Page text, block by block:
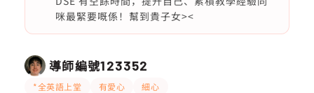
咪最緊要嘅係！幫到貴子女><
導師編號123352
*全英語上堂 有愛心 細心